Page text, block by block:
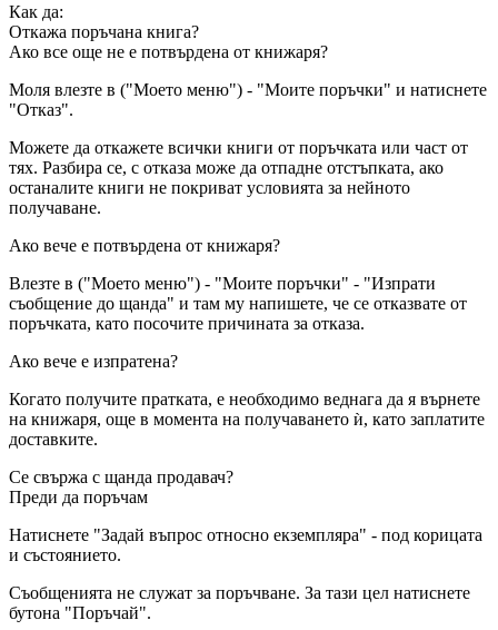
Как да:
Откажа поръчана книга?
Ако все още не е потвърдена от книжаря?
Моля влезте в ("Моето меню") - "Моите поръчки" и натиснете
"Отказ".
Можете да откажете всички книги от поръчката или част от
тях. Разбира се, с отказа може да отпадне отстъпката, ако
останалите книги не покриват условията за нейното
получаване.
Ако вече е потвърдена от книжаря?
Влезте в ("Моето меню") - "Моите поръчки" - "Изпрати
съобщение до щанда" и там му напишете, че се отказвате от
поръчката, като посочите причината за отказа.
Ако вече е изпратена?
Когато получите пратката, е необходимо веднага да я върнете
на книжаря, още в момента на получаването ѝ, като заплатите
доставките.
Се свържа с щанда продавач?
Преди да поръчам
Натиснете "Задай въпрос относно екземпляра" - под корицата
и състоянието.
Съобщенията не служат за поръчване. За тази цел натиснете
бутона "Поръчай".